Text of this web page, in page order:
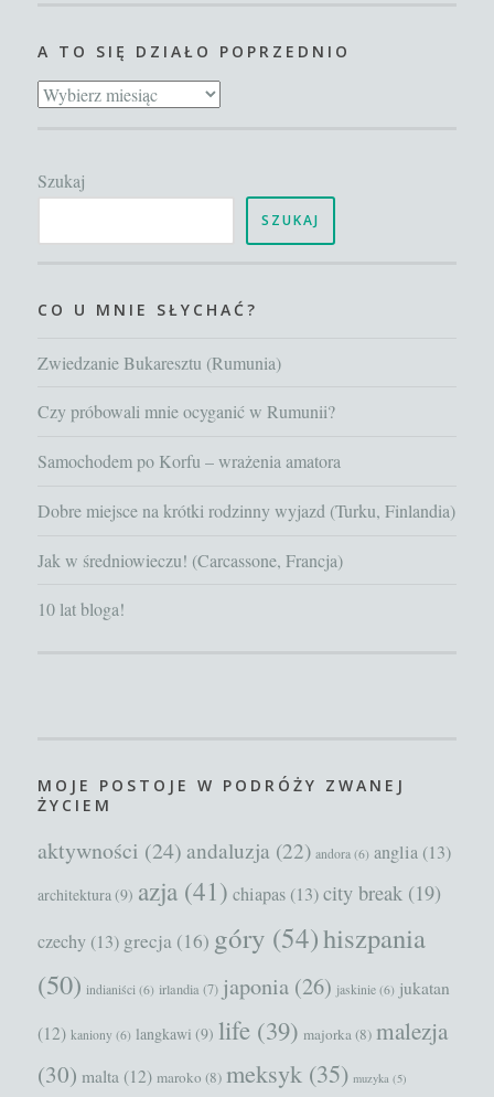
A TO SIĘ DZIAŁO POPRZEDNIO
A
działo
Szukaj
SZUKAJ
CO U MNIE SŁYCHAĆ?
Zwiedzanie Bukaresztu (Rumunia)
Czy próbowali mnie ocyganić w Rumunii?
Samochodem po Korfu – wrażenia amatora
Dobre miejsce na krótki rodzinny wyjazd (Turku, Finlandia)
Jak w średniowieczu! (Carcassone, Francja)
10 lat bloga!
MOJE POSTOJE W PODRÓŻY ZWANEJ
ŻYCIEM
aktywności (24) andaluzja (22) andora (6) anglia (13)
architektura(9) azja (41) chiapas (13) city break (19)
czechy (13) grecja (16) góry (54)hiszpania
(50) indianiści (6) irlandia (7) japonia (26) jaskinie (6) jukatan
(12) kaniony (6) langkawi (9) life (39) majorka(8) malezja
(30) malta (12) maroko (8) meksyk (35) muzyka (5)